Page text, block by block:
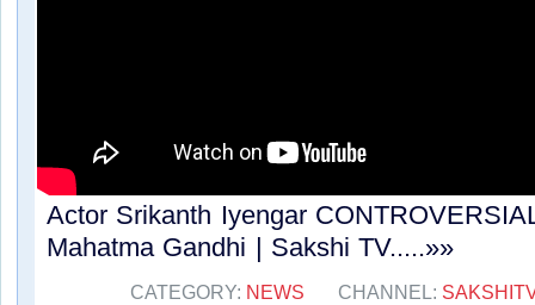
Actor Srikanth Iyengar
Mahatma Gandhi | Sakshi TV.....»»
CATEGORY: NEWS CHANNEL: